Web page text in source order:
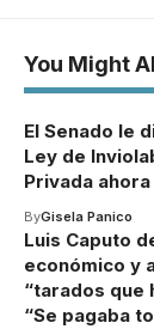
You Might
El Senado le
Ley de
Privada
ByGisela Panico
Luis Caputo
económico y
“tarados que
“Se pagaba